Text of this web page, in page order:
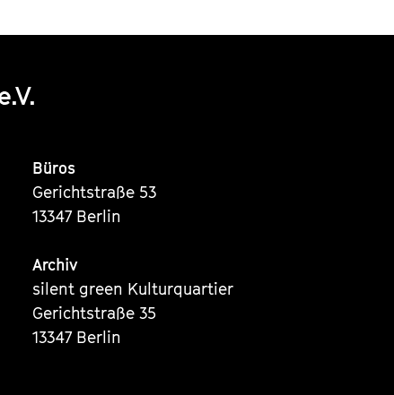
Büros
Gerichtstraße 53
13347 Berlin
Archiv
silent green Kulturquartier
Gerichtstraße 35
13347 Berlin